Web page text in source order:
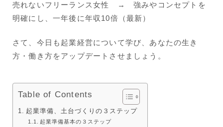
売れないフリーランス女性 → 強みやコンセプトを
明確にし、一年後に年収10倍（最新）
さて、今日も起業経営について学び、あなたの生き
方・働き方をアップデートさせましょう。
Table of Contents
起業準備、土台づくりの３ステップ
起業準備基本の３ステップ